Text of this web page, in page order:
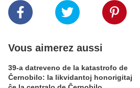
Vous aimerez aussi
39-a datreveno de la katastrofo de
Ĉernobilo: la likvidantoj honorigitaj